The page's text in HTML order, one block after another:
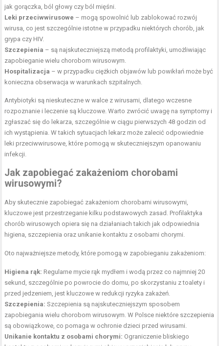
jak gorączka, ból głowy czy ból mięśni
Leki przeciwwirusowe – mogą spowolnić lub zablokować rozwój
wirusa, co jest szczególnie istotne w przypadku niektórych chorób, jak
grypa czy HIV.
Szczepienia – są najskuteczniejszą metodą profilaktyki, umożliwiając
zapobieganie wielu chorobom wirusowym.
Hospitalizacja – w przypadku ciężkich objawów lub powikłań może być
konieczna obserwacja w warunkach szpitalnych.
Antybiotyki są nieskuteczne w walce z wirusami, dlatego wczesne
rozpoznanie i leczenie są kluczowe. Warto zwrócić uwagę na symptomy i
zgłaszać się do lekarza, szczególnie w ciągu pierwszych 48 godzin od
ich wystąpienia. W takich sytuacjach lekarz może zalecić odpowiednie
leki przeciwwirusowe, które pomogą w skuteczniejszym opanowaniu
infekcji.
Jak zapobiegać zakażeniom chorobami
wirusowymi?
Aby skutecznie zapobiegać zakażeniom chorobami wirusowymi,
kluczowe jest przestrzeganie kilku podstawowych zasad. Profilaktyka
chorób wirusowych opiera się na działaniach takich jak odpowiednia
higiena, szczepienia oraz unikanie kontaktu z osobami chorymi.
Oto najważniejsze metody, które pomogą w zapobieganiu zakażeniom:
Higiena rąk: Regularne mycie rąk mydłem i wodą przez co najmniej 20
sekund, szczególnie po powrocie do domu, po skorzystaniu z toalety i
przed jedzeniem, jest kluczowe w redukcji ryzyka zakażeń.
Szczepienia: Szczepienia są najskuteczniejszym sposobem
zapobiegania wielu chorobom wirusowym. W Polsce niektóre szczepienia
są obowiązkowe, co pomaga w ochronie dzieci przed wirusami.
Unikanie kontaktu z osobami chorymi: Ograniczenie bliskiego